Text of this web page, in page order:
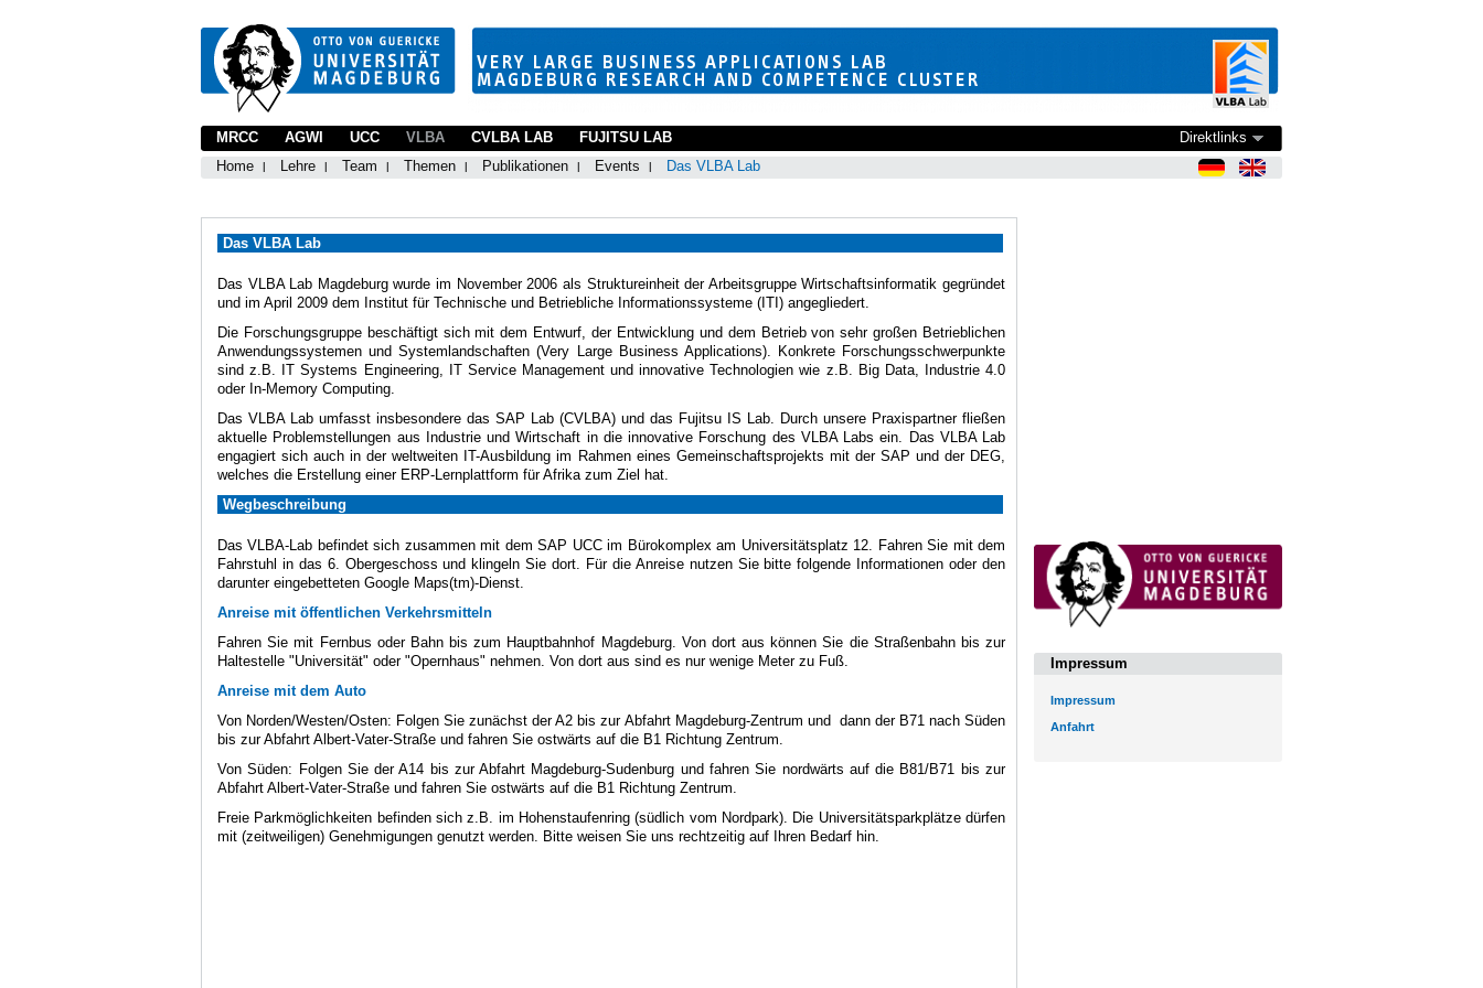
MRCC AGWI UCC
VLBA
Home
Lehre Team Themen Publikationen Events Das VLBA Lab
CVLBA LAB FUJITSU LAB Direktlinks
Das VLBA Lab
Das VLBA Lab Magdeburg wurde im November 2006 als Struktureinheit der Arbeitsgruppe Wirtschaftsinformatik gegründet
und im April 2009 dem Institut für Technische und Betriebliche Informationssysteme (ITI) angegliedert.
Die Forschungsgruppe beschäftigt sich mit dem Entwurf, der Entwicklung und dem Betrieb von sehr großen Betrieblichen
Anwendungssystemen und Systemlandschaften (Very Large Business Applications). Konkrete Forschungsschwerpunkte
sind z.B. IT Systems Engineering, IT Service Management und innovative Technologien wie z.B. Big Data, Industrie 4.0
oder In-Memory Computing.
Das VLBA Lab umfasst insbesondere das SAP Lab (CVLBA) und das Fujitsu IS Lab. Durch unsere Praxispartner fließen
aktuelle Problemstellungen aus Industrie und Wirtschaft in die innovative Forschung des VLBA Labs ein. Das VLBA Lab
engagiert sich auch in der weltweiten IT-Ausbildung im Rahmen eines Gemeinschaftsprojekts mit der SAP und der DEG,
welches die Erstellung einer ERP-Lernplattform für Afrika zum Ziel hat.
Wegbeschreibung
Das VLBA-Lab befindet sich zusammen mit dem SAP UCC im Bürokomplex am Universitätsplatz 12. Fahren Sie mit dem
Fahrstuhl in das 6. Obergeschoss und klingeln Sie dort. Für die Anreise nutzen Sie bitte folgende Informationen oder den
darunter eingebetteten Google Maps(tm)-Dienst.
Anreise mit öffentlichen Verkehrsmitteln
Fahren Sie mit Fernbus oder Bahn bis zum Hauptbahnhof Magdeburg. Von dort aus können Sie die Straßenbahn bis zur
Haltestelle "Universität" oder "Opernhaus" nehmen. Von dort aus sind es nur wenige Meter zu Fuß.
Anreise mit dem Auto
Von Norden/Westen/Osten: Folgen Sie zunächst der A2 bis zur Abfahrt Magdeburg-Zentrum und dann der B71 nach Süden
bis zur Abfahrt Albert-Vater-Straße und fahren Sie ostwärts auf die B1 Richtung Zentrum.
Von Süden: Folgen Sie der A14 bis zur Abfahrt Magdeburg-Sudenburg und fahren Sie nordwärts auf die B81/B71 bis zur
Abfahrt Albert-Vater-Straße und fahren Sie ostwärts auf die B1 Richtung Zentrum.
Freie Parkmöglichkeiten befinden sich z.B. im Hohenstaufenring (südlich vom Nordpark). Die Universitätsparkplätze dürfen
mit (zeitweiligen) Genehmigungen genutzt werden. Bitte weisen Sie uns rechtzeitig auf Ihren Bedarf hin.
Impressum
Impressum
Anfahrt